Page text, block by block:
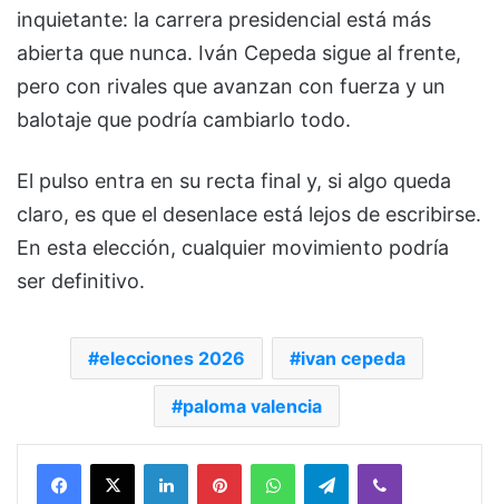
inquietante: la carrera presidencial está más
abierta que nunca. Iván Cepeda sigue al frente,
pero con rivales que avanzan con fuerza y un
balotaje que podría cambiarlo todo.
El pulso entra en su recta final y, si algo queda
claro, es que el desenlace está lejos de escribirse.
En esta elección, cualquier movimiento podría
ser definitivo.
elecciones 2026 ivan cepeda
paloma valencia
Facebook
X LinkedInPinterestWhatsAppTelegramViber